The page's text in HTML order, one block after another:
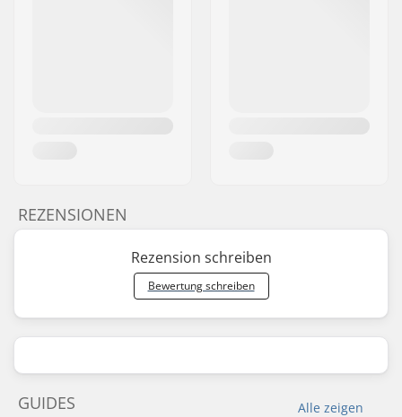
REZENSIONEN
Rezension schreiben
Bewertung schreiben
Alle zeigen
GUIDES